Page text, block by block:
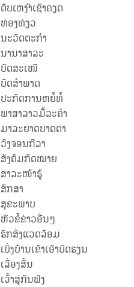
ດັບເຫງົາເຊົາຄຽດ
ທ່ອງທ່ຽວ
ນະວັດຕະກໍາ
ນານາສາລະ
ບົດສະເໜີ
ບົດສໍາພາດ
ປະກົດການຫຍໍ້ທໍ້
ພາສາລາວມື້ລະຄຳ
ມາລະຍາດບາດຕາ
ວົງຈອນກີລາ
ສັງຄົມກົດໝາຍ
ສາລະໜ້າຮູ້
ສຶກສາ
ສຸ​ຂະ​ພາບ
ຫົວຂໍ້ຂ່າວອື່ນໆ
ຮັກສິ່ງແວດລ້ອມ
ເບິ່ງບ້ານເຂົາເອົາບົດຮຽນ
ເລື່ອງສັ້ນ
ເວົ້າສູ່ກັນຟັງ